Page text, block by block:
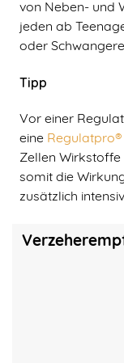
von Neben- und
jeden ab
oder
Tipp
Vor einer
eine
Zellen
somit die
zusätzlich